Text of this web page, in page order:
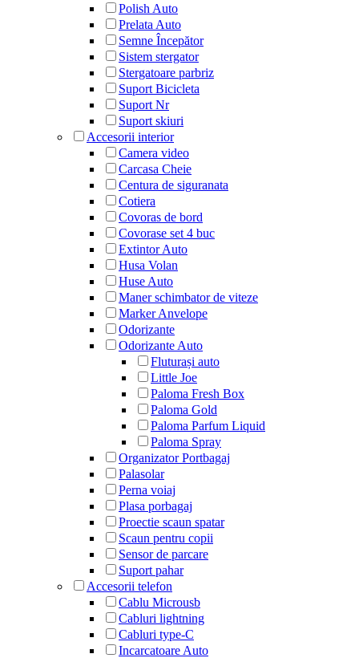
Polish Auto
Prelata Auto
Semne Începător
Sistem stergator
Stergatoare parbriz
Suport Bicicleta
Suport Nr
Suport skiuri
Accesorii interior
Camera video
Carcasa Cheie
Centura de siguranata
Cotiera
Covoras de bord
Covorase set 4 buc
Extintor Auto
Husa Volan
Huse Auto
Maner schimbator de viteze
Marker Anvelope
Odorizante
Odorizante Auto
Fluturași auto
Little Joe
Paloma Fresh Box
Paloma Gold
Paloma Parfum Liquid
Paloma Spray
Organizator Portbagaj
Palasolar
Perna voiaj
Plasa porbagaj
Proectie scaun spatar
Scaun pentru copii
Sensor de parcare
Suport pahar
Accesorii telefon
Cablu Microusb
Cabluri lightning
Cabluri type-C
Incarcatoare Auto